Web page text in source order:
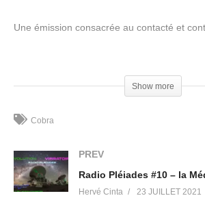
Une émission consacrée au contacté et
Pourquoi peut-on lui faire confiance ? Lien
La divulgation unique qu’il réalise, le travail
Show more
Cobra
PREV
Radio Pléiades #10 – la
Hervé Cinta 23 JUILLET 2021